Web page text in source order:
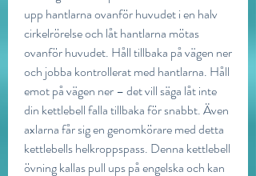
upp hantlarna ovanför huvudet i en halv
cirkelrörelse och låt hantlarna mötas
ovanför huvudet. Håll tillbaka på vägen ner
och jobba kontrollerat med hantlarna. Håll
emot på vägen ner – det vill säga låt inte
din kettlebell falla tillbaka för snabbt. Även
axlarna får sig en genomkörare med detta
kettlebells helkroppspass. Denna kettlebell
övning kallas pull ups på engelska och kan